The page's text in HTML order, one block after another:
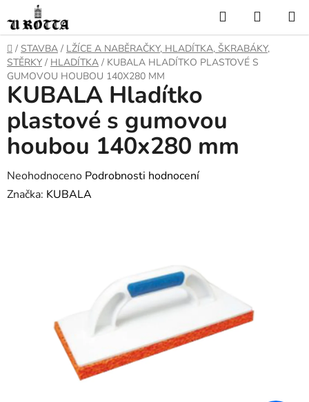
na
obsah
Hledat
KOŠÍK
DOMŮ
/ STAVBA / LŽÍCE A NABĚRAČKY, HLADÍTKA, ŠKRABÁKY,
STĚRKY / HLADÍTKA / KUBALA HLADÍTKO PLASTOVÉ S
GUMOVOU HOUBOU 140X280 MM
KUBALA Hladítko
plastové s gumovou
houbou 140x280 mm
Průměrné
hodnocení
Neohodnoceno Podrobnosti hodnocení
Značka: KUBALA